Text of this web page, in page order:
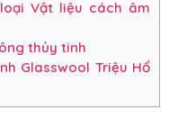
Vật liệu cách âm
thủy tinh
Glasswool Triệu Hổ